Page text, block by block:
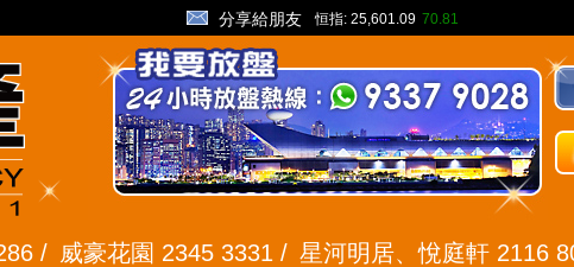
分享給朋友 恒指: 25,601.09 70.81
威豪花園 2345 3331 /星河明居、悅庭軒 2116 8008 /